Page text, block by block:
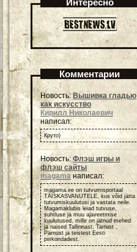
Комментарии
Новость: Вышивка гладью
как искусство
Кирилл Николаевич
написал:
Круто)
Новость: Флэш игры и
флэш сайты
magama написал:
magama.ee on tutvumisportaal
TÄISKASVANUTELE, kus võid jätta
tutvumiskuulutusi ja vastata neile.
Magamaklubis leiad tutvuse,
suhtluse ja muu ajaveetmise
kuulutused, mille on jätnud mehed
ja naised Tallinnast, Tartust ,
Pärnust ja teistest Eesti
piirkondadest.